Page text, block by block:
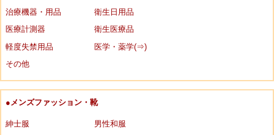
治療機器・用品
衛生日用品
医療計測器
衛生医療品
軽度失禁用品
医学・薬学(⇒)
その他
●メンズファッション・靴
紳士服
男性和服